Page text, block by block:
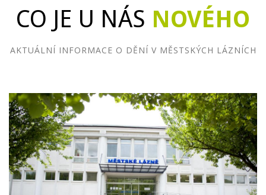
CO JE U NÁS NOVÉHO
AKTUÁLNÍ INFORMACE O DĚNÍ V MĚSTSKÝCH LÁZNÍCH